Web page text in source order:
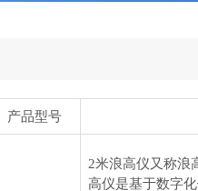
产品型号
2米浪高仪又称浪
高仪是基于数字